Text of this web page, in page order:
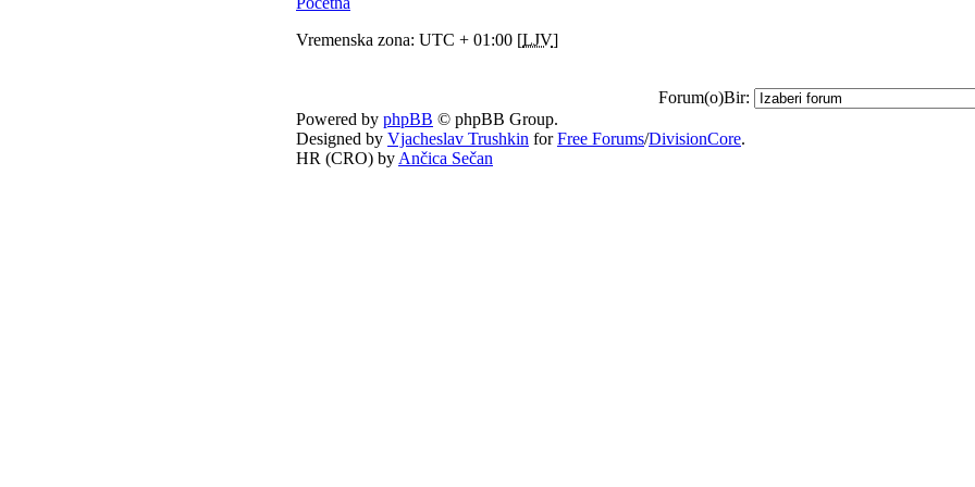
Vremenska zona: UTC + 01:00 [LJV]
Forum(o)Bir:
Powered by phpBB © phpBB Group.
Designed by Vjacheslav Trushkin forFree Forums/DivisionCore.
HR (CRO) by Ančica Sečan